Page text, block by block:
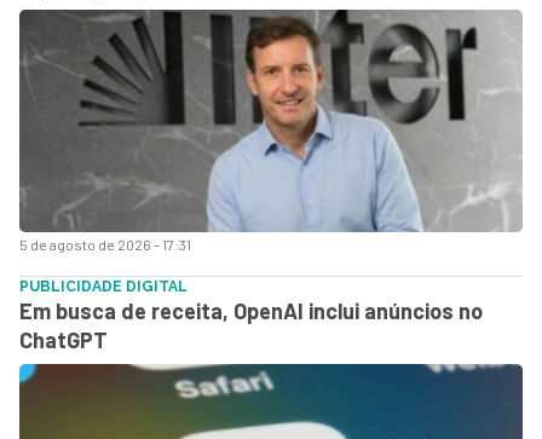
5 de agosto de 2026 - 17:31
PUBLICIDADE DIGITAL
Em busca de receita, OpenAI inclui anúncios no
ChatGPT